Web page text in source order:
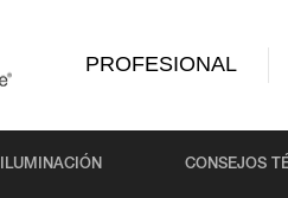
PROFESIONAL
ILUMINACIÓN CONSEJOS